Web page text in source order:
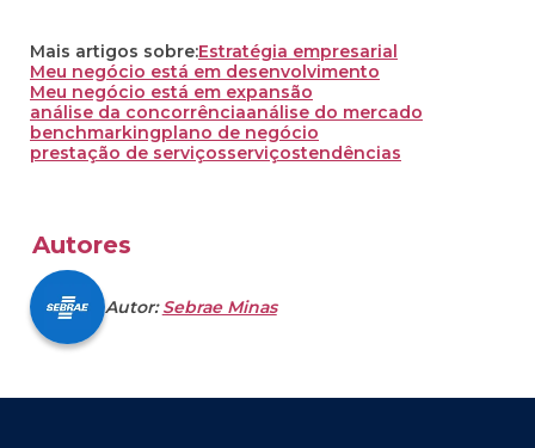
Mais artigos sobre:Estratégia empresarial
Meu negócio está em desenvolvimento
Meu negócio está em expansão
análise da concorrênciaanálise do mercado
benchmarkingplano de negócio
prestação de serviçosserviçostendências
Autores
Autor:Sebrae Minas